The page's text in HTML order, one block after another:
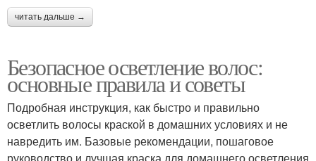
читать дальше →
Безопасное осветление волос:
основные правила и советы
Подробная инструкция, как быстро и правильно
осветлить волосы краской в домашних условиях и не
навредить им. Базовые рекомендации, пошаговое